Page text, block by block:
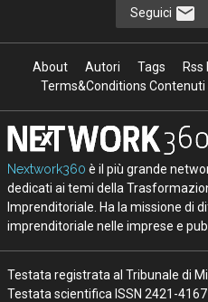
Seguici
About Autori Tags Rss
Terms&Conditions Contenuti
Nextwork360 è il più grande
dedicati ai temi della
Imprenditoriale. Ha la missione di
imprenditoriale nelle imprese e
Testata registrata al Tribunale di
Testata scientifica ISSN 2421-4167